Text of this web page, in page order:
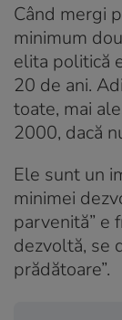
Când mergi
minimum
elita politică
20 de ani.
toate, mai
2000, dacă
Ele sunt un
minimei
parvenită” e
dezvoltă, se
prădătoare”.